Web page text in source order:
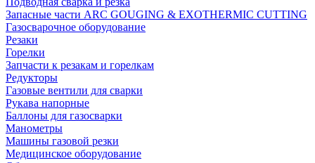
Запасные части ARC GOUGING & EXOTHERMIC CUTTING
Газосварочное оборудование
Резаки
Горелки
Запчасти к резакам и горелкам
Редукторы
Газовые вентили для сварки
Рукава напорные
Баллоны для газосварки
Манометры
Машины газовой резки
Медицинское оборудование